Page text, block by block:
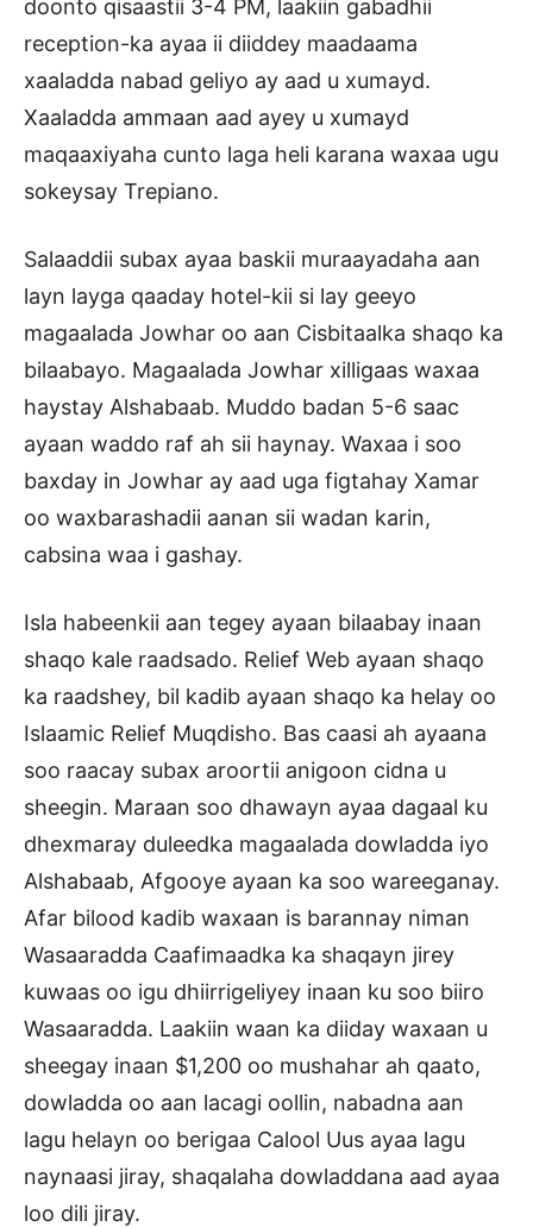
doonto qisaastii 3-4 PM, laakiin gabadhii
reception-ka ayaa ii diiddey maadaama
xaaladda nabad geliyo ay aad u xumayd.
Xaaladda ammaan aad ayey u xumayd
maqaaxiyaha cunto laga heli karana waxaa ugu
sokeysay Trepiano.
Salaaddii subax ayaa baskii muraayadaha aan
layn layga qaaday hotel-kii si lay geeyo
magaalada Jowhar oo aan Cisbitaalka shaqo ka
bilaabayo. Magaalada Jowhar xilligaas waxaa
haystay Alshabaab. Muddo badan 5-6 saac
ayaan waddo raf ah sii haynay. Waxaa i soo
baxday in Jowhar ay aad uga figtahay Xamar
oo waxbarashadii aanan sii wadan karin,
cabsina waa i gashay.
Isla habeenkii aan tegey ayaan bilaabay inaan
shaqo kale raadsado. Relief Web ayaan shaqo
ka raadshey, bil kadib ayaan shaqo ka helay oo
Islaamic Relief Muqdisho. Bas caasi ah ayaana
soo raacay subax aroortii anigoon cidna u
sheegin. Maraan soo dhawayn ayaa dagaal ku
dhexmaray duleedka magaalada dowladda iyo
Alshabaab, Afgooye ayaan ka soo wareeganay.
Afar bilood kadib waxaan is barannay niman
Wasaaradda Caafimaadka ka shaqayn jirey
kuwaas oo igu dhiirrigeliyey inaan ku soo biiro
Wasaaradda. Laakiin waan ka diiday waxaan u
sheegay inaan $1,200 oo mushahar ah qaato,
dowladda oo aan lacagi oollin, nabadna aan
lagu helayn oo berigaa Calool Uus ayaa lagu
naynaasi jiray, shaqalaha dowladdana aad ayaa
loo dili jiray.